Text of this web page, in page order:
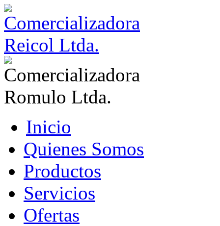
Inicio
Quienes Somos
Productos
Servicios
Ofertas